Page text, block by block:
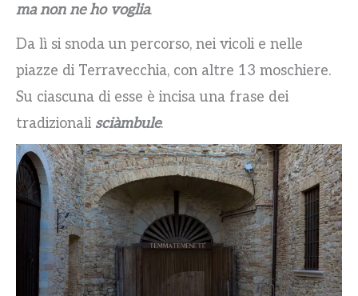
ma non ne ho voglia.
Da lì si snoda un percorso, nei vicoli e nelle
piazze di Terravecchia, con altre 13 moschiere.
Su ciascuna di esse è incisa una frase dei
tradizionali sciàmbule.